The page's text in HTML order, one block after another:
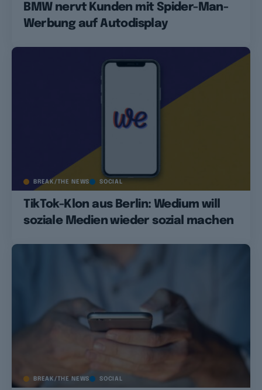
BMW nervt Kunden mit Spider-Man-
Werbung auf Autodisplay
BREAK/THE NEWS SOCIAL
TikTok-Klon aus Berlin: Wedium will
soziale Medien wieder sozial machen
BREAK/THE NEWS SOCIAL